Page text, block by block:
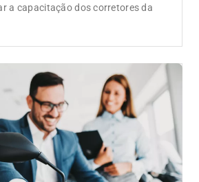
reforça oportunidades
em um mercado que
e produção no
de 2026, motocicletas consolidam
brasileira e ampliam a
personalizados